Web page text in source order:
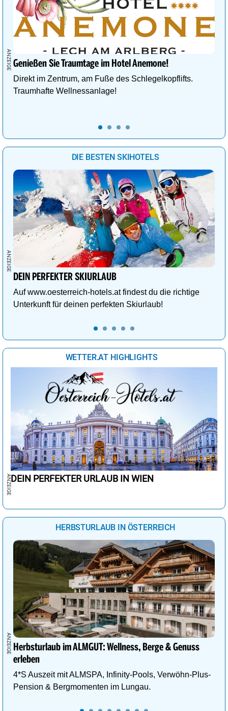
Genießen Sie Traumtage im Hotel Anemone!
Direkt im Zentrum, am Fuße des Schlegelkopflifts.
Traumhafte Wellnessanlage!
DIE BESTEN SKIHOTELS
DEIN PERFEKTER SKIURLAUB
Auf www.oesterreich-hotels.at findest du die richtige
Unterkunft für deinen perfekten Skiurlaub!
WETTER.AT HIGHLIGHTS
DEIN PERFEKTER URLAUB IN WIEN
HERBSTURLAUB IN ÖSTERREICH
Herbsturlaub im ALMGUT: Wellness, Berge & Genuss
erleben
4*S Auszeit mit ALMSPA, Infinity-Pools, Verwöhn-Plus-
Pension & Bergmomenten im Lungau.